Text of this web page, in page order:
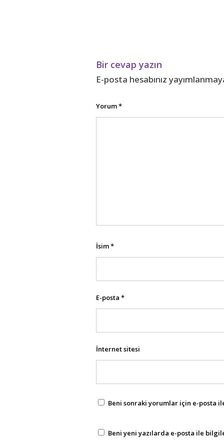
Bir cevap yazın
E-posta hesabınız
Yorum*
İsim*
E-posta *
İnternet sitesi
Beni sonraki yorumlar için e-posta
Beni yeni yazılarda e-posta ile